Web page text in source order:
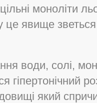
моноліти
явище зветься
води, солі,
гіпертонічний
який